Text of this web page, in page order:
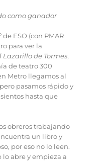
como ganador
de ESO (con PMAR
para ver la
Lazarillo de Tormes,
de teatro 300
Metro llegamos al
pasamos rápido y
hasta que
obreros trabajando
un libro y
por eso no lo leen.
lo abre y empieza a